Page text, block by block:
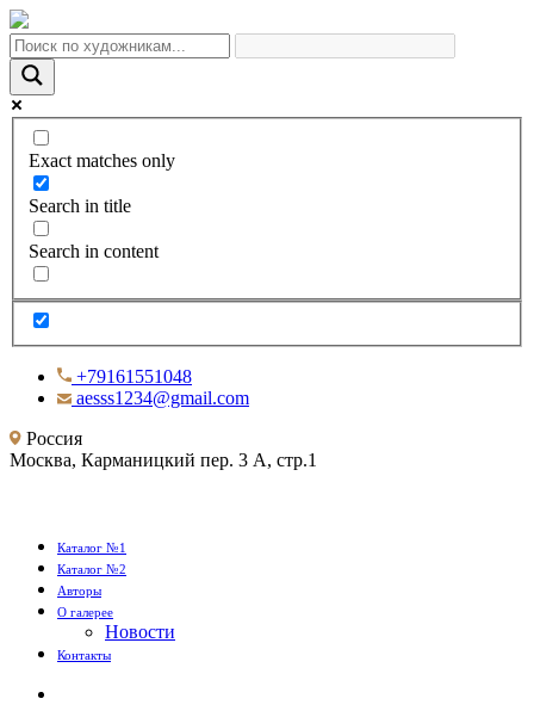
Exact matches only
Search in title
Search in content
+79161551048
aesss1234@gmail.com
Россия
Москва, Карманицкий пер. 3 А, стр.1
Каталог №1
Каталог №2
Авторы
О галерее
Новости
Контакты